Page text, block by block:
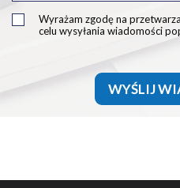
Wyrażam zgodę na
celu wysyłania wiadomości
WYŚLIJ